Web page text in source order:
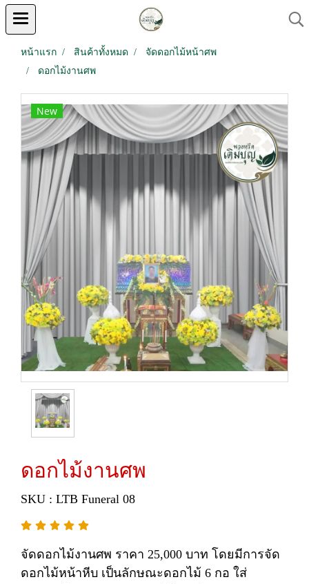
หน้าแรก สินค้าทั้งหมด
จัดดอกไม้หน้าศพ
ดอกไม้งานศพ
New
ดอกไม้งานศพ
SKU : LTB Funeral 08
จัดดอกไม้งานศพ ราคา 25,000 บาท โดยมีการจัด
ดอกไม้หน้าหีบ เป็นลักษณะดอกไม้ 6 กอ ใส่